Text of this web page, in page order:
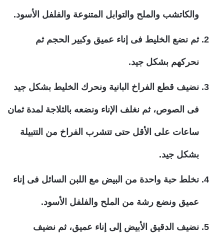
والكاتشب والملح والتوابل المتنوعة والفلفل الأسود.
ثم نضع الخليط فى إناء عميق وكبير الحجم ثم
نحركهم بشكل جيد.
نضيف قطع الفراخ البانية ونحرك الخليط بشكل جيد
فى الصوص، ثم نغلف الإناء ونضعه بالثلاجة لمدة ثمان
ساعات على الأقل حتى تتشرب الفراخ من التتبيلة
بشكل جيد.
نخلط حبة واحدة من البيض مع اللبن السائل فى إناء
عميق ونضع رشة من الملح والفلفل الأسود.
نضيف الدقيق الأبيض إلى إناء عميق، ثم نضيف